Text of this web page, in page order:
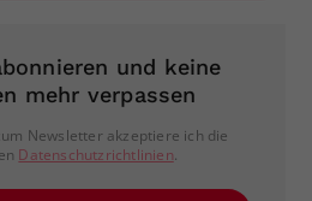
und keine
mehr verpassen
Newsletter akzeptiere ich die
Datenschutzrichtlinien.